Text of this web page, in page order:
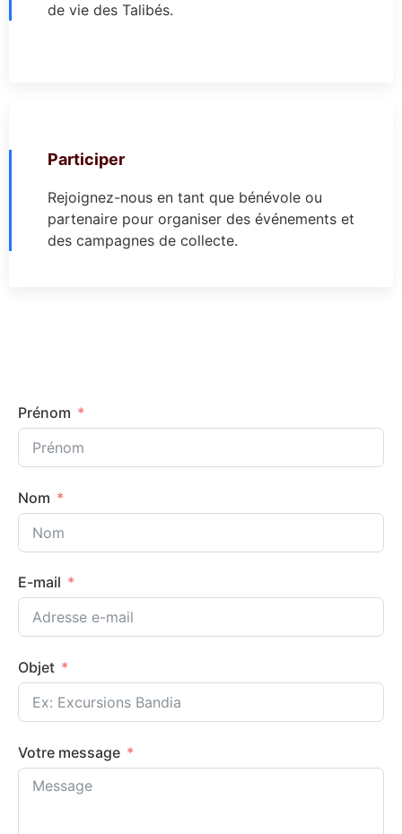
de vie des Talibés.
Participer
Rejoignez-nous en tant que bénévole ou
partenaire pour organiser des événements et
des campagnes de collecte.
Prénom
Nom
E-mail
Objet
Votre message